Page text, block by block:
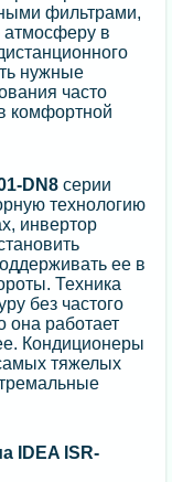
фильтрами,
в
нужные
часто
комфортной
DN8 серии
технологию
инвертор
ее в
Техника
без частого
она работает
Кондиционеры
тяжелых
IDEA ISR-